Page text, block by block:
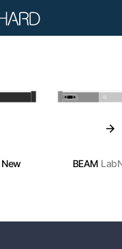
New BEAM Lab